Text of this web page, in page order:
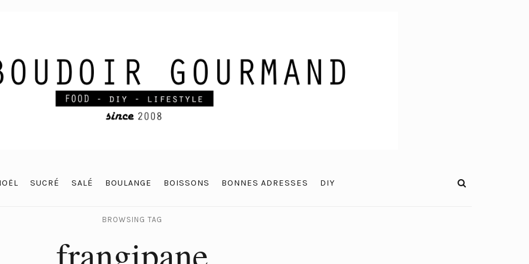
SUCRÉ SALÉ BOULANGE BOISSONS BONNES ADRESSES DIY
BROWSING TAG
frangipane